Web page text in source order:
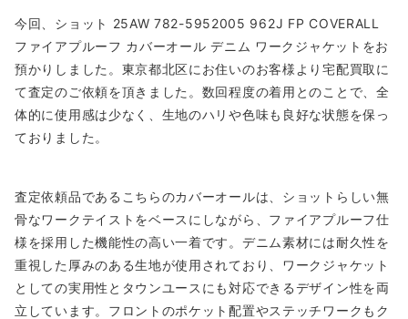
今回、ショット 25AW 782-5952005 962J FP COVERALL
ファイアプルーフ カバーオール デニム ワークジャケットをお
預かりしました。東京都北区にお住いのお客様より宅配買取に
て査定のご依頼を頂きました。数回程度の着用とのことで、全
体的に使用感は少なく、生地のハリや色味も良好な状態を保っ
ておりました。
査定依頼品であるこちらのカバーオールは、ショットらしい無
骨なワークテイストをベースにしながら、ファイアプルーフ仕
様を採用した機能性の高い一着です。デニム素材には耐久性を
重視した厚みのある生地が使用されており、ワークジャケット
としての実用性とタウンユースにも対応できるデザイン性を両
立しています。フロントのポケット配置やステッチワークもク